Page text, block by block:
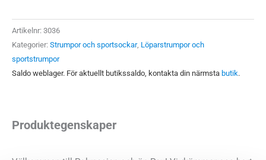
Artikelnr: 3036
Kategorier: Strumpor och sportsockar, Löparstrumpor och
sportstrumpor
Saldo weblager. För aktuellt butikssaldo, kontakta din närmsta butik.
Produktegenskaper